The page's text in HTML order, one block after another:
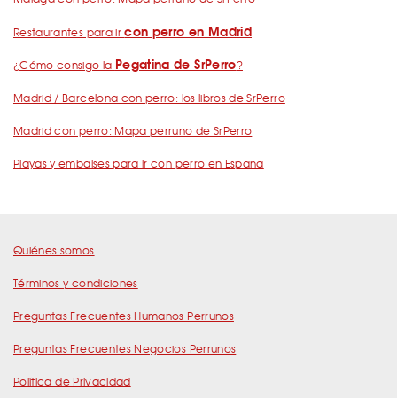
Restaurantes para ircon perro en Madrid
¿Cómo consigo la Pegatina de SrPerro?
Madrid / Barcelona con perro: los libros de SrPerro
Madrid con perro: Mapa perruno de SrPerro
Playas y embalses para ir con perro en España
Quiénes somos
Términos y condiciones
Preguntas Frecuentes Humanos Perrunos
Preguntas Frecuentes Negocios Perrunos
Política de Privacidad